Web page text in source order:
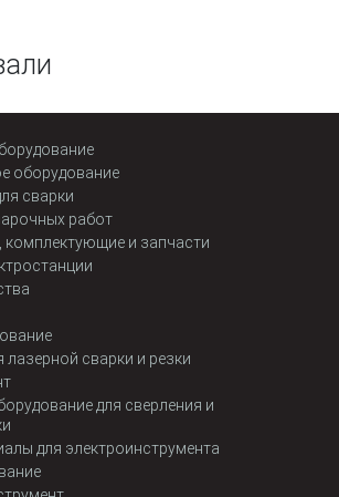
оборудование
сварки
работ
комплектующие и запчасти
лазерной сварки и резки
для сверления и
для электроинструмента